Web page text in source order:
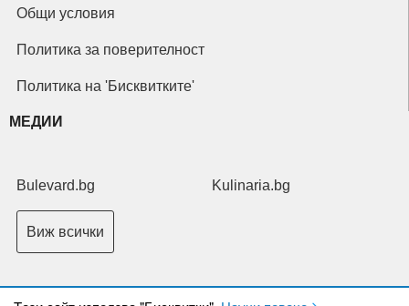
Общи условия
Политика за поверителност
Политика на 'Бисквитките'
МЕДИИ
Bulevard.bg Kulinaria.bg
Виж всички